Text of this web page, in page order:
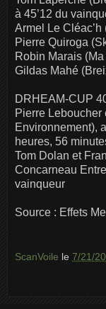
à 45’12 du
Armel Le
Pierre Quiroga
Robin Marais
Gildas Mahé
DRHEAM-CUP
Pierre Leboucher
Environnement),
heures, 56
Tom Dolan et
Concarneau
vainqueur
Source : Effets
ScanVoile le 7/21/